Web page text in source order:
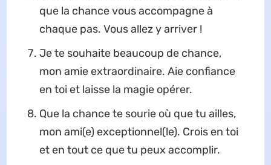
que la chance vous accompagne à
chaque pas. Vous allez y arriver !
Je te souhaite beaucoup de chance,
mon amie extraordinaire. Aie confiance
en toi et laisse la magie opérer.
Que la chance te sourie où que tu ailles,
mon ami(e) exceptionnel(le). Crois en toi
et en tout ce que tu peux accomplir.